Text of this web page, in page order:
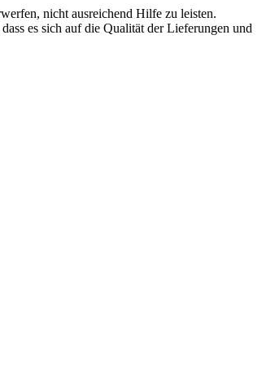
nicht ausreichend Hilfe zu leisten.
es sich auf die Qualität der Lieferungen und